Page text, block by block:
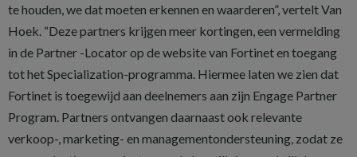
te houden, we dat moeten erkennen en waarderen”, vertelt Van
Hoek. “Deze partners krijgen meer kortingen, een vermelding
in de Partner -Locator op de website van Fortinet en toegang
tot het Specialization-programma. Hiermee laten we zien dat
Fortinet is toegewijd aan deelnemers aan zijn Engage Partner
Program. Partners ontvangen daarnaast ook relevante
verkoop-, marketing- en managementondersteuning, zodat ze